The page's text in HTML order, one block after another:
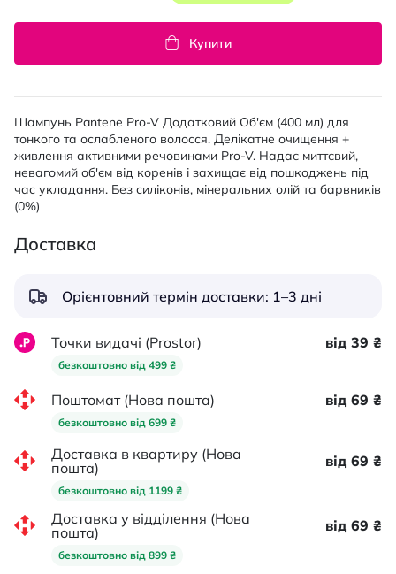
Купити
Шампунь Pantene Pro-V Додатковий Об'єм (400 мл) для
тонкого та ослабленого волосся. Делікатне очищення +
живлення активними речовинами Pro-V. Надає миттєвий,
невагомий об'єм від коренів і захищає від пошкоджень під
час укладання. Без силіконів, мінеральних олій та барвників
(0%)
Доставка
Орієнтовний термін доставки: 1–3 дні
Точки видачі (Prostor)
безкоштовно від 499 ₴
від 39 ₴
Поштомат (Нова пошта)
безкоштовно від 699 ₴
від 69 ₴
Доставка в квартиру (Нова
пошта)
безкоштовно від 1199 ₴
від 69 ₴
Доставка у відділення (Нова
пошта)
безкоштовно від 899 ₴
від 69 ₴